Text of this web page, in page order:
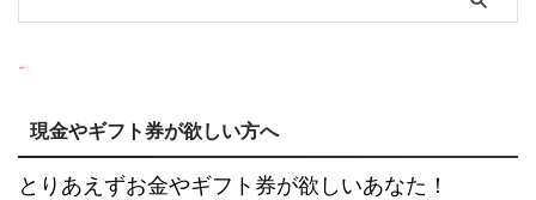
現金やギフト券が欲しい方へ
とりあえずお金やギフト券が欲しいあなた！